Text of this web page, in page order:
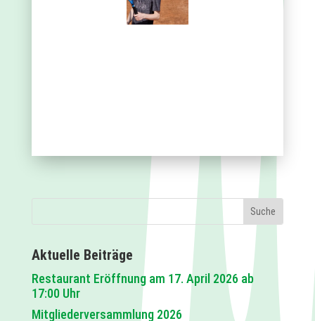
Aktuelle Beiträge
Restaurant Eröffnung am 17. April 2026 ab
17:00 Uhr
Mitgliederversammlung 2026